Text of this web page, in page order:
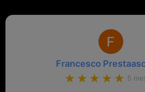
Francesco
5